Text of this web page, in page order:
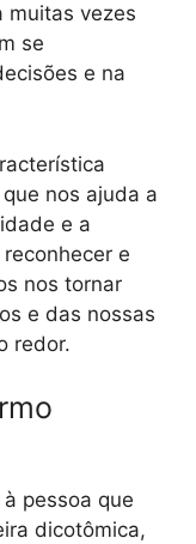
muitas vezes
se
e na
nos ajuda a
e a
e
nos tornar
e das nossas
redor.
pessoa que
dicotômica,